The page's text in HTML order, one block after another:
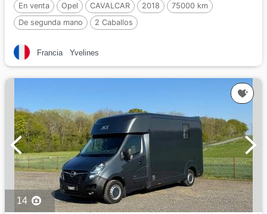
En venta Opel CAVALCAR 2018
75000 km
De segunda mano
2 Caballos
Francia Yvelines
14